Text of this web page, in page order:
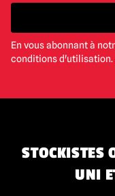
En vous abonnant à
conditions d'utilisation.
STOCKISTES
UNI